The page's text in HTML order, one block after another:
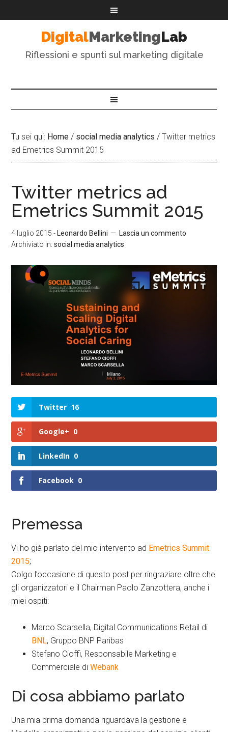
DigitalMarketingLab
Riflessioni e spunti sul marketing digitale
Tu sei qui: Home / social media analytics / Twitter metrics
ad Emetrics Summit 2015
Twitter metrics ad
Emetrics Summit 2015
4 luglio 2015 - Leonardo Bellini
Lascia un commento
Archiviato in:social media analytics
Twitter 16
Google+ 0
LinkedIn 0
Facebook 0
Premessa
Vi ho già parlato del mio intervento ad Emetrics Summit
2015;
Colgo l’occasione di questo post per ringraziare oltre che
gli organizzatori e il Chairman Paolo Zanzottera, anche i
miei ospiti:
Marco Scarsella, Digital Communications Retail di
BNL, Gruppo BNP Paribas
Stefano Cioffi, Responsabile Marketing e
Commerciale diWebank
Di cosa abbiamo parlato
Una mia prima domanda riguardava la gestione e